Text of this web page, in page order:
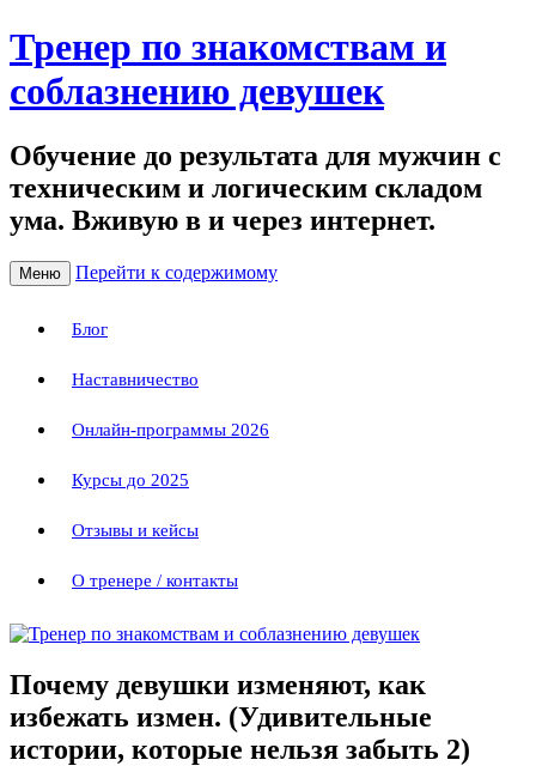
Тренер по знакомствам и
соблазнению девушек
Обучение до результата для мужчин с
техническим и логическим складом
ума. Вживую в и через интернет.
Меню Перейти к содержимому
Блог
Наставничество
Онлайн-программы 2026
Курсы до 2025
Отзывы и кейсы
О тренере / контакты
Почему девушки изменяют, как
избежать измен. (Удивительные
истории, которые нельзя забыть 2)